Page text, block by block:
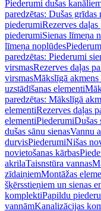
Piederumi dušas
paredzētas: Dušas grīdas
piederumiRezerves
piederumiSienas līmeņa
līmeņa noplūdes
paredzētas: Piederumi
virsmasRezerves daļas
virsmasMākslīgā
uzstādīšanas elementi
paredzētas: Mākslīgā
elementiRezerves daļas
elementiPiederumiDušas
dušas sānu sienasVannu
durvisPiederumiNišas
novietošanas kārbas
akrilaTaisnstūra vannas
zīdaiņiemMontāžas
šķērsstieņiem un sienas
komplektiPapildu
vannāmKanalizācijas